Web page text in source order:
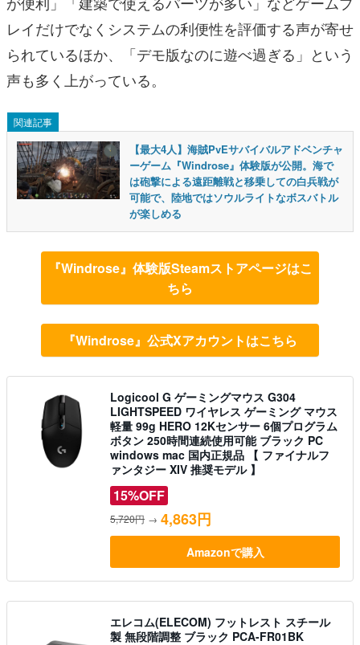
レイだけでなくシステムの利便性を評価する声が寄せ
られているほか、「デモ版なのに遊べ過ぎる」という
声も多く上がっている。
関連記事
【最大4人】海賊PvEサバイバルアドベンチャ
ーゲーム『Windrose』体験版が公開。海で
は砲撃による遠距離戦と移乗しての白兵戦が
可能で、陸地ではソウルライトなボスバトル
が楽しめる
『Windrose』体験版Steamストアページはこ
ちら
『Windrose』公式Xアカウントはこちら
Logicool G ゲーミングマウス G304
LIGHTSPEED ワイヤレス ゲーミング マウス
軽量 99g HERO 12Kセンサー 6個プログラム
ボタン 250時間連続使用可能 ブラック PC
windows mac 国内正規品 【 ファイナルフ
ァンタジー XIV 推奨モデル 】
15%OFF
5,720円 → 4,863円
Amazonで購入
エレコム(ELECOM) フットレスト スチール
製 無段階調整 ブラック PCA-FR01BK